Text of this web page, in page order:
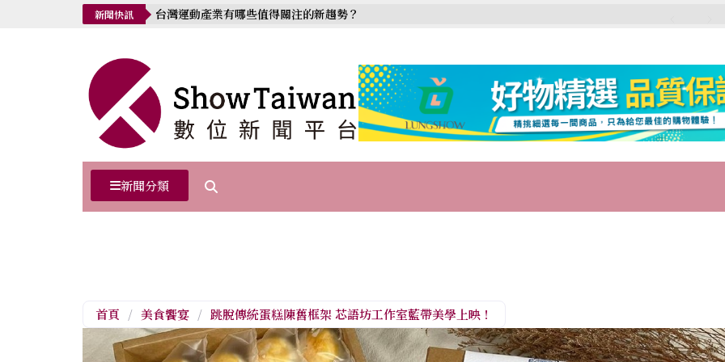
新聞快訊 台灣運動產業有哪些值得關注的新趨勢？
新聞分類
首頁 / 美食饗宴 / 跳脫傳統蛋糕陳舊框架 芯語坊工作室藍帶美學上映！